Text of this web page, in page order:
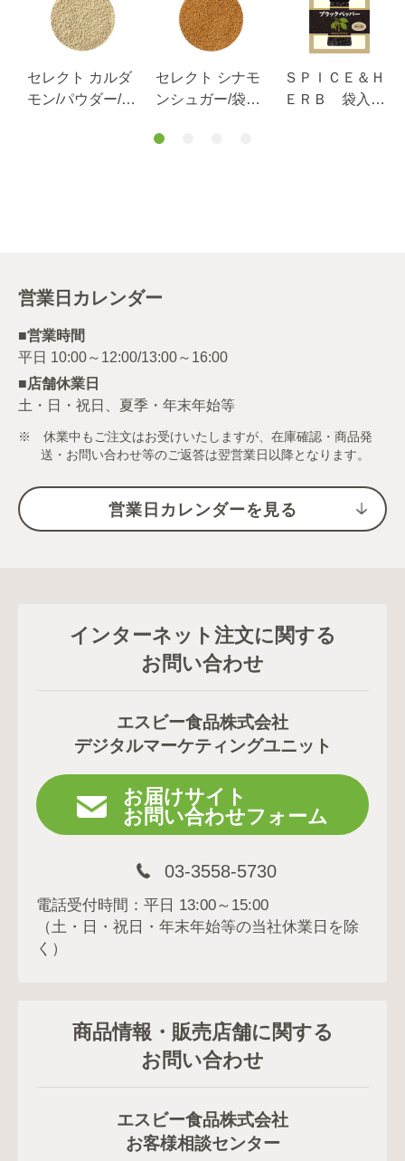
セレクト カルダ
モン/パウダー/S
セレクト シナモ
ンシュガー/袋
ＳＰＩＣＥ＆Ｈ
ＥＲＢ 袋入
営業日カレンダー
■営業時間
■店舗休業日
土・日・祝日、夏季・年末年始等
※ 休業中もご注文はお受けいたしますが、在庫確認・商品発
送・お問い合わせ等のご返答は翌営業日以降となります。
営業日カレンダーを見る
インターネット注文に関する
お問い合わせ
エスビー食品株式会社
デジタルマーケティングユニット
お届けサイト
お問い合わせフォーム
03-3558-5730
電話受付時間：平日 13:00～15:00
（土・日・祝日・年末年始等の当社休業日を除
く）
商品情報・販売店舗に関する
お問い合わせ
エスビー食品株式会社
お客様相談センター